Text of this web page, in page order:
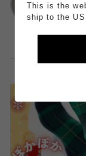
アトレ恵
This is the
ship to the